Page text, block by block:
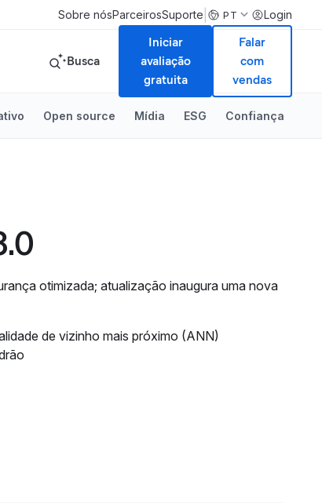
Sobre nósParceirosSuporte PT Login
Busca
Iniciar
avaliação
gratuita
Falar
com
vendas
Open source Mídia ESG Confiança
otimizada; atualização inaugura uma nova
de vizinho mais próximo (ANN)